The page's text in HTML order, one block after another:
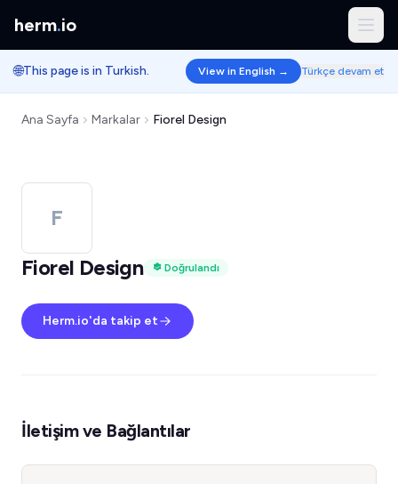
herm.io
🌐This page is in Turkish. View in English → Türkçe devam et
Ana Sayfa Markalar Fiorel Design
F
Fiorel Design
Doğrulandı
Herm.io'da takip et
İletişim ve Bağlantılar